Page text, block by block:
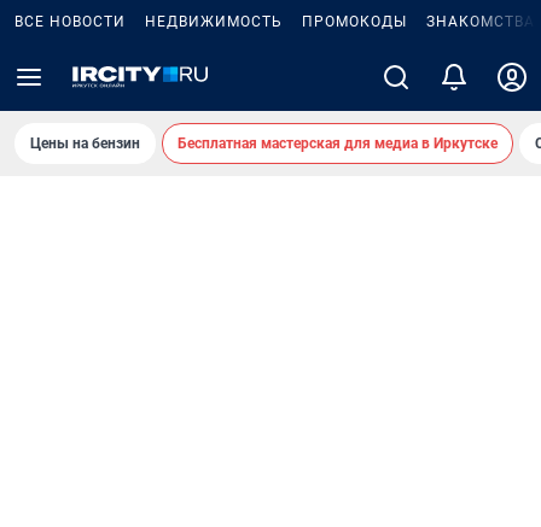
ВСЕ НОВОСТИ НЕДВИЖИМОСТЬ ПРОМОКОДЫ ЗНАКОМСТВА
Цены на бензин Бесплатная мастерская для медиа в Иркутске